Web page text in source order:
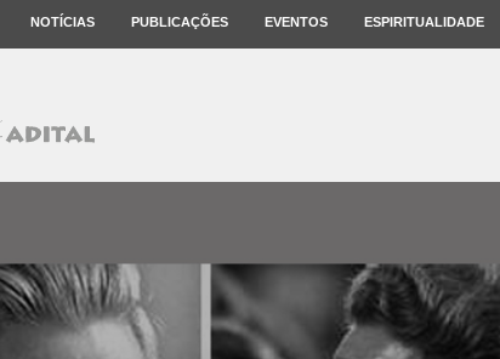
NOTÍCIAS PUBLICAÇÕES EVENTOS ESPIRITUALIDADE